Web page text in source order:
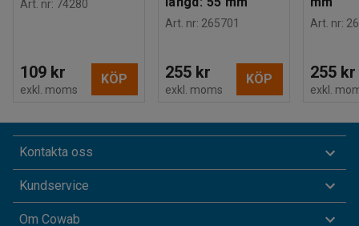
Art. nr: 74280
109 kr
exkl. moms
KÖP
Art. nr: 265701
255 kr
exkl. moms
KÖP
Art. nr:
255 kr
exkl.
Kontakta oss
Kundservice
Om Cowab